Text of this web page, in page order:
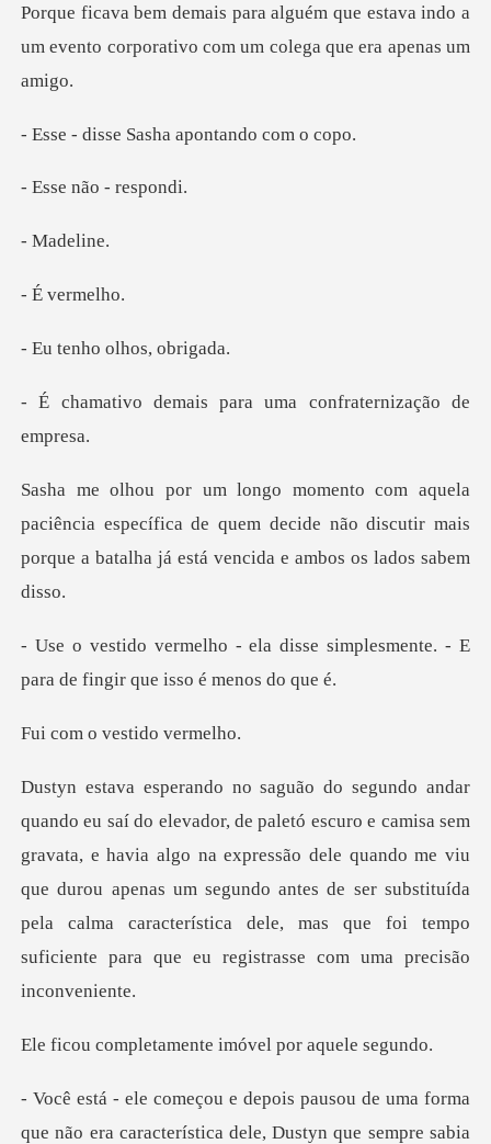
ue estava indo a
um evento corporativo
Sasha apontan
não - r
ade
verm
o olhos,
s para uma confrate
ia específica de quem decide não discutir mais
porque
isse simplesmente. - E
para de f
vestido
avata, e havia algo na expressão dele quando me viu
que durou apenas um segundo antes de ser substituída
pela
tamente imóvel p
rma
que não era característica dele, Dustyn que sem